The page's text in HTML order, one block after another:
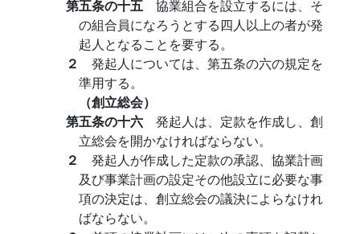
第五条の十五 協業組合を設立するには、そ
の組合員になろうとする四人以上の者が発
起人となることを要する。
２ 発起人については、第五条の六の規定を
準用する。
（創立総会）
第五条の十六 発起人は、定款を作成し、創
立総会を開かなければならない。
２ 発起人が作成した定款の承認、協業計画
及び事業計画の設定その他設立に必要な事
項の決定は、創立総会の議決によらなけれ
ばならない。